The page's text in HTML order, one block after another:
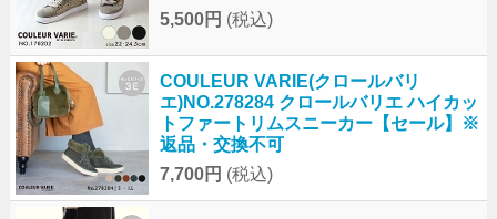
5,500円 (税込)
COULEUR VARIE(クロールバリ
エ)NO.278284 クロールバリエ ハイカッ
トファートリムスニーカー【セール】※
返品・交換不可
7,700円 (税込)